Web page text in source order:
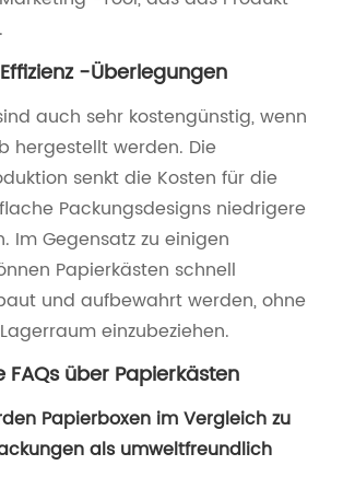
-Überlegungen
auch sehr kostengünstig, wenn
hergestellt werden. Die
senkt die Kosten für die
Packungsdesigns niedrigere
Im Gegensatz zu einigen
Papierkästen schnell
und aufbewahrt werden, ohne
einzubeziehen.
über Papierkästen
Papierboxen im Vergleich zu
als umweltfreundlich